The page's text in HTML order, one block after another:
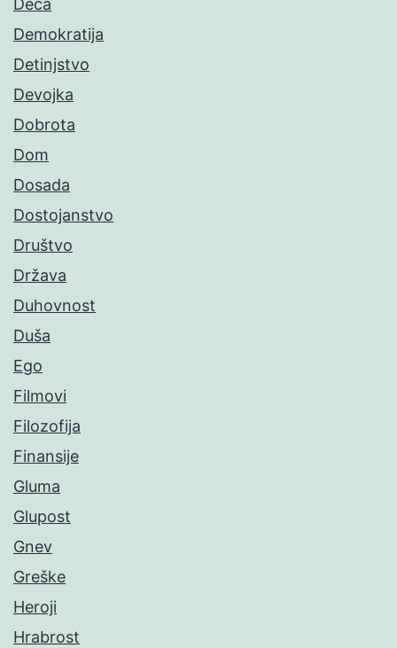
Deca
Demokratija
Detinjstvo
Devojka
Dobrota
Dom
Dosada
Dostojanstvo
Društvo
Država
Duhovnost
Duša
Ego
Filmovi
Filozofija
Finansije
Gluma
Glupost
Gnev
Greške
Heroji
Hrabrost